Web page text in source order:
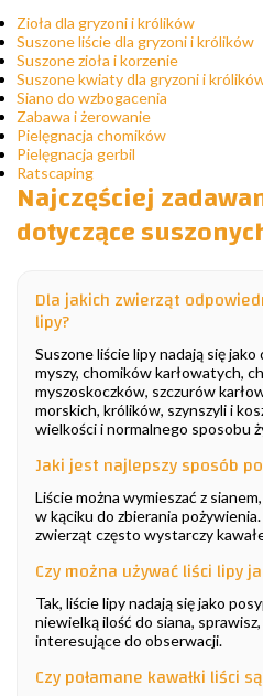
Zioła dla gryzoni i królików
Suszone liście dla gryzoni i królików
Suszone zioła i korzenie
Suszone kwiaty dla gryzoni i
Siano do wzbogacenia
Zabawa i żerowanie
Pielęgnacja chomików
Pielęgnacja gerbil
Ratscaping
Najczęściej
dotyczące
Dla jakich zwierząt
lipy?
Suszone liście lipy nadają się
myszy, chomików karłowatych,
myszoskoczków, szczurów
morskich, królików, szynszyli i
wielkości i normalnego sposobu
Jaki jest najlepszy sposób
Liście można wymieszać z
w kąciku do zbierania
zwierząt często wystarczy
Czy można używać liści lipy
Tak, liście lipy nadają się jako
niewielką ilość do siana,
interesujące do obserwacji.
Czy połamane kawałki liści